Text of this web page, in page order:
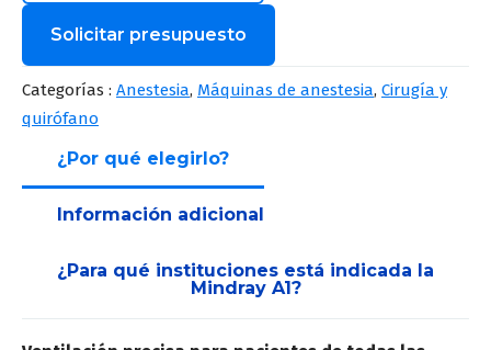
Solicitar presupuesto
Nombre
Apellido*
Categorías : Anestesia, Máquinas de anestesia, Cirugía y
quirófano
¿Por qué elegirlo?
Información adicional
¿Para qué instituciones está indicada la
Mindray A1?